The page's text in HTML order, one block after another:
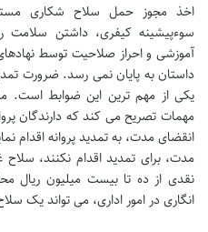
اخذ مجوز حمل سلاح شکاری
سوءپیشینه کیفری، داشتن سلامت
آموزشی و احراز صلاحیت توسط
داستان به پایان نمی رسد. ضرورت
مهمات تصریح می کند که دارندگان
انقضای مدت، به تمدید پروانه اقدام
مدت، برای تمدید اقدام نکنند،
نقدی از ده تا بیست میلیون ریال
انگاری در امور اداری، می تواند یک